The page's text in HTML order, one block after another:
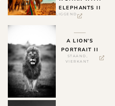
ELEPHANTS II
LIGGEND
A LION’S
PORTRAIT II
STAAND ,
VIERKANT